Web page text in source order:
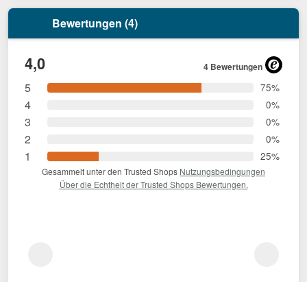
Bewertungen (4)
4,0 4 Bewertungen
5 75%
4 0%
3 0%
2 0%
1 25%
Gesammelt unter den Trusted Shops Nutzungsbedingungen
Über die Echtheit der Trusted Shops Bewertungen.